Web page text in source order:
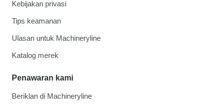
Kebijakan privasi
Tips keamanan
Ulasan untuk Machineryline
Katalog merek
Penawaran kami
Beriklan di Machineryline